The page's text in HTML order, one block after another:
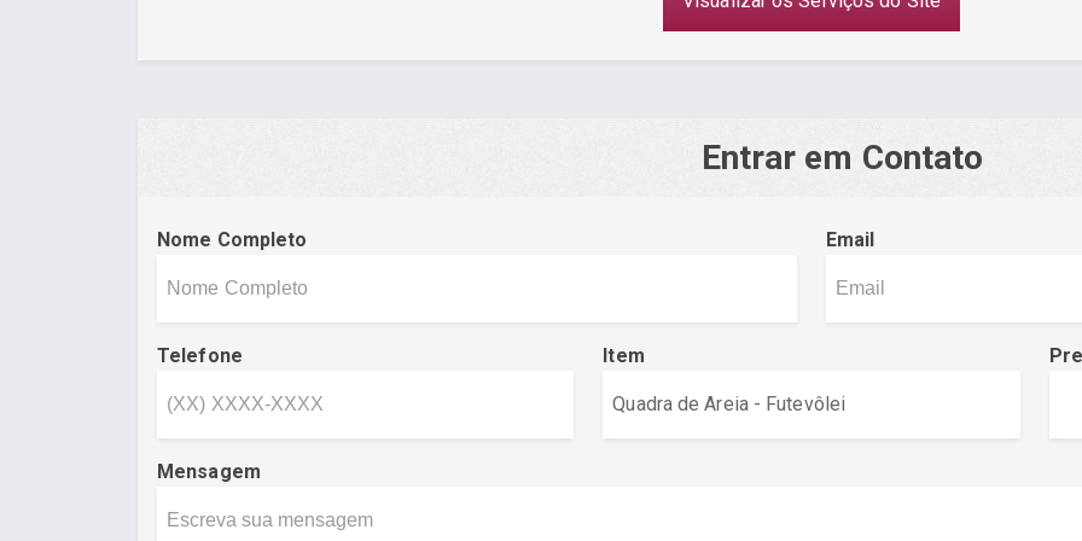
Entrar em Contato
Nome Completo Email
Telefone Item
Mensagem